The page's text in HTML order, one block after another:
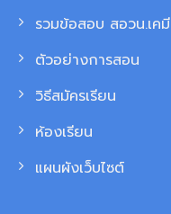
รวมข้อสอบ สอวน.เคมี
ตัวอย่างการสอน
วิธีสมัครเรียน
ห้องเรียน
แผนผังเว็บไซต์